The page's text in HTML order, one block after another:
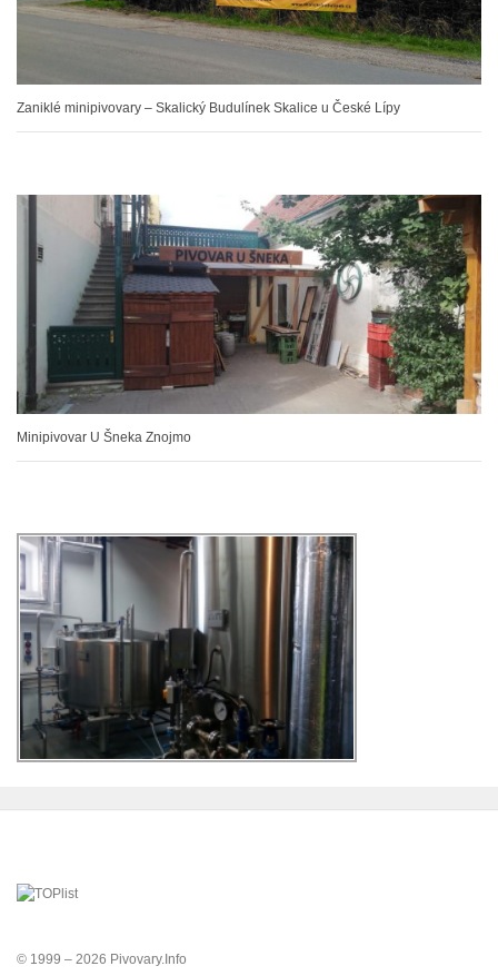
Zaniklé minipivovary – Skalický Budulínek Skalice u České Lípy
Minipivovar U Šneka Znojmo
© 1999 – 2026 Pivovary.Info